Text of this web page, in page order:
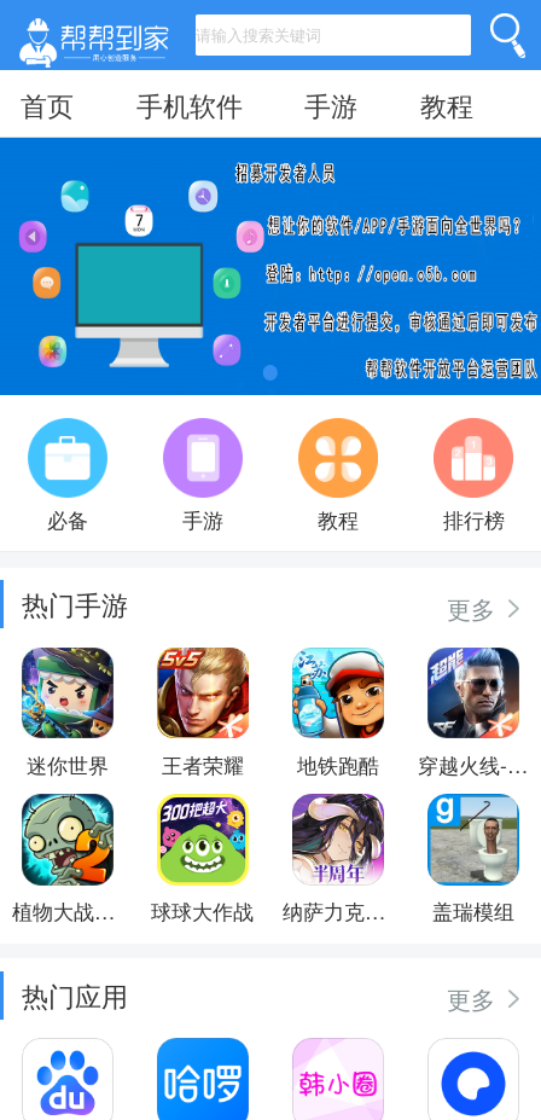
首页 手机软件 手游 教程
必备 手游 教程 排行榜
热门手游 更多
迷你世界 王者荣耀 地铁跑酷 穿越火线-枪战王者
植物大战僵尸2 球球大作战 纳萨力克之王 盖瑞模组
热门应用 更多